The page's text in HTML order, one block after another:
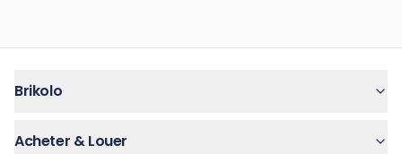
Brikolo
Acheter & Louer